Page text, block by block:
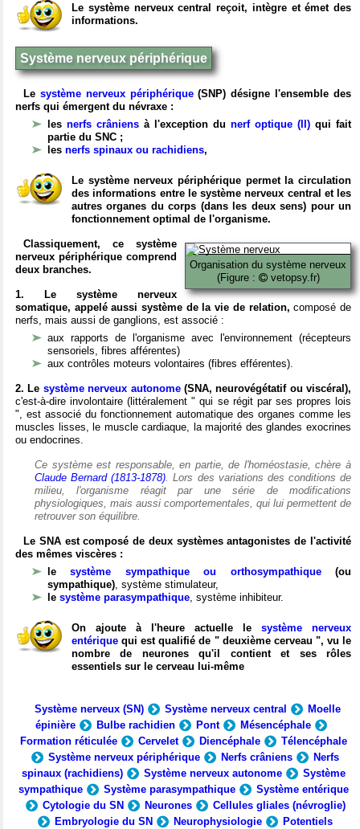
Le système nerveux central reçoit, intègre et émet des
informations.
Système nerveux périphérique
Le système nerveux périphérique(SNP) désigne l'ensemble des
nerfs qui émergent du névraxe :
les nerfs crâniens à l'exception du nerf optique (II) qui fait
partie du SNC ;
les nerfs spinaux ou rachidiens,
Le système nerveux périphérique permet la circulation
des informations entre le système nerveux central et les
autres organes du corps (dans les deux sens) pour un
fonctionnement optimal de l'organisme.
Organisation du système nerveux
(Figure :
vetopsy.fr)
Classiquement, ce système
nerveux périphérique comprend
deux branches.
1. Le système nerveux
somatique, appelé aussi système de la vie de relation, composé de
nerfs, mais aussi de ganglions, est associé :
aux rapports de l'organisme avec l'environnement (récepteurs
sensoriels, fibres afférentes)
aux contrôles moteurs volontaires (fibres efférentes).
2. Le système nerveux autonome(SNA, neurovégétatif ou viscéral),
c'est-à-dire involontaire (littéralement " qui se régit par ses propres lois
", est associé du fonctionnement automatique des organes comme les
muscles lisses, le muscle cardiaque, la majorité des glandes exocrines
ou endocrines.
Ce système est responsable, en partie, de l'homéostasie, chère à
Claude Bernard (1813-1878). Lors des variations des conditions de
milieu, l'organisme réagit par une série de modifications
physiologiques, mais aussi comportementales, qui lui permettent de
retrouver son équilibre.
Le SNA est composé de deux systèmes antagonistes de l'activité
des mêmes viscères :
lesystème sympathique ou orthosympathique(ou
sympathique), système stimulateur,
le système parasympathique, système inhibiteur.
On ajoute à l'heure actuelle le système nerveux
entérique qui est qualifié de " deuxième cerveau ", vu le
nombre de neurones qu'il contient et ses rôles
essentiels sur le cerveau lui-même
Système nerveux (SN) Système nerveux central
Moelle
épinière
Bulbe rachidien Pont
Mésencéphale
Formation réticulée
Cervelet Diencéphale
Télencéphale
Système nerveux périphérique
Nerfs crâniens
Nerfs
spinaux (rachidiens)
Système nerveux autonome
Système
sympathique
Système parasympathique
Système entérique
Cytologie du SN
Neurones
Cellules gliales (névroglie)
Embryologie du SN
Neurophysiologie
Potentiels